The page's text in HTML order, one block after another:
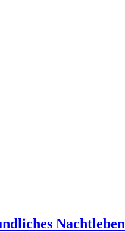
Nachtleben